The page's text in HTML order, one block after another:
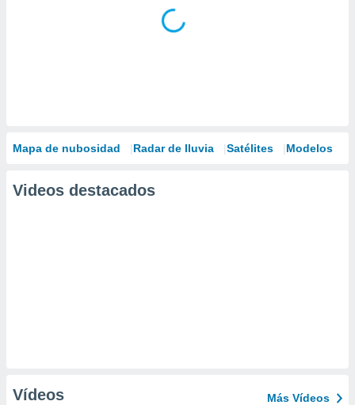
Mapa de nubosidad Radar de lluvia Satélites Modelos
Videos destacados
Vídeos Más Vídeos